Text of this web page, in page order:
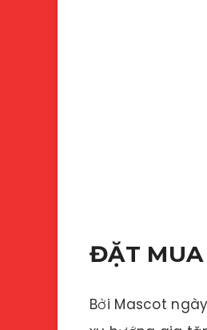
ĐẶT MUA
Bởi Mascot